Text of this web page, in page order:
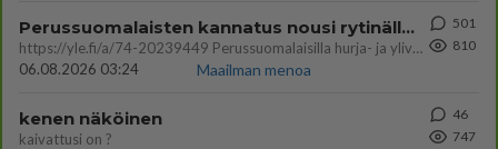
Perussuomalaisten kannatus nousi rytinällä Ylen tänään julkaisemassa tuoreimmassa gallup-kyselyssä.
https://yle.fi/a/74-20239449 Perussuomalaisilla hurja- ja ylivoimaisesti suurin nousu tässä uudessa Ylen gallupissa. Kyl
06.08.2026 03:24
Maailman menoa
501
810
kenen näköinen
kaivattusi on ?
46
747